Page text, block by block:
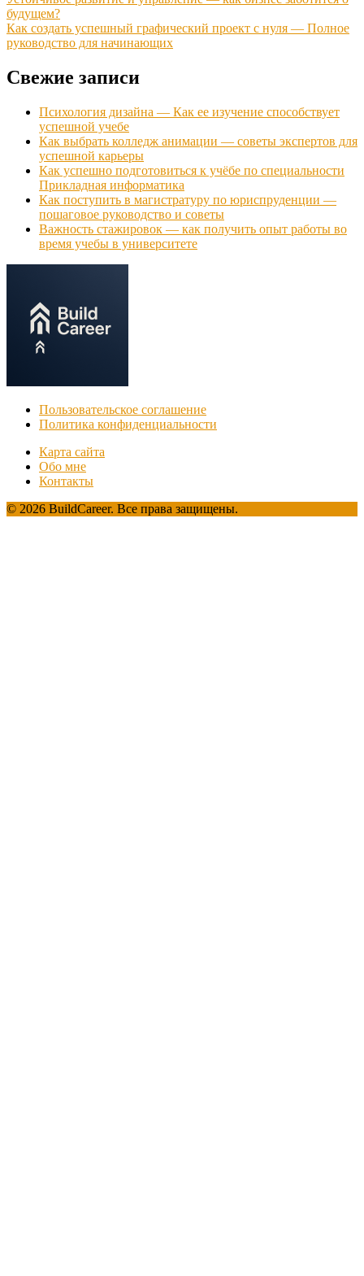
будущем?
Как создать успешный графический проект с нуля — Полное
руководство для начинающих
Свежие записи
Психология дизайна — Как ее изучение способствует
успешной учебе
Как выбрать колледж анимации — советы экспертов для
успешной карьеры
Как успешно подготовиться к учёбе по специальности
Прикладная информатика
Как поступить в магистратуру по юриспруденции —
пошаговое руководство и советы
Важность стажировок — как получить опыт работы во
время учебы в университете
Пользовательское соглашение
Политика конфиденциальности
Карта сайта
Обо мне
Контакты
© 2026 BuildCareer. Все права защищены.